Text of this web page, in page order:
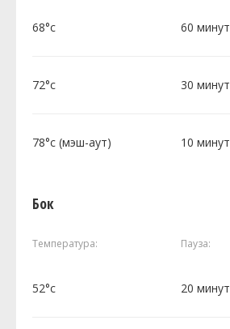
68°c 60 минут
72°c 30 минут
78°c (мэш-аут) 10 минут
Бок
Температура: Пауза:
52°c 20 минут